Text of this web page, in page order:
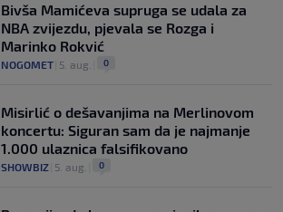
Bivša Mamićeva supruga se udala za
NBA zvijezdu, pjevala se Rozga i
Marinko Rokvić
NOGOMET 5. aug. 0
Misirlić o dešavanjima na Merlinovom
koncertu: Siguran sam da je najmanje
1.000 ulaznica falsifikovano
SHOWBIZ 5. aug. 0